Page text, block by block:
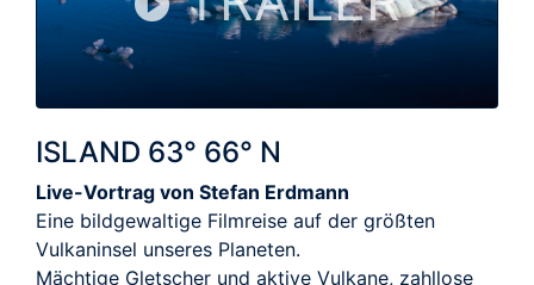
ISLAND 63° 66° N
Live-Vortrag von Stefan Erdmann
Eine bildgewaltige Filmreise auf der größten
Vulkaninsel unseres Planeten.
Mächtige Gletscher und aktive Vulkane, zahllose